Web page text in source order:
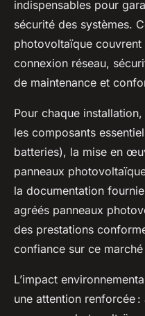
indispensables pour
sécurité des systèmes.
photovoltaïque couvrent
connexion réseau,
de maintenance et
Pour chaque
les composants
batteries), la mise en
panneaux
la documentation
agréés panneaux
des prestations
confiance sur ce
L’impact
une attention renforcée